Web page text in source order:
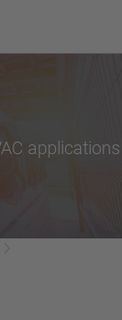
applications